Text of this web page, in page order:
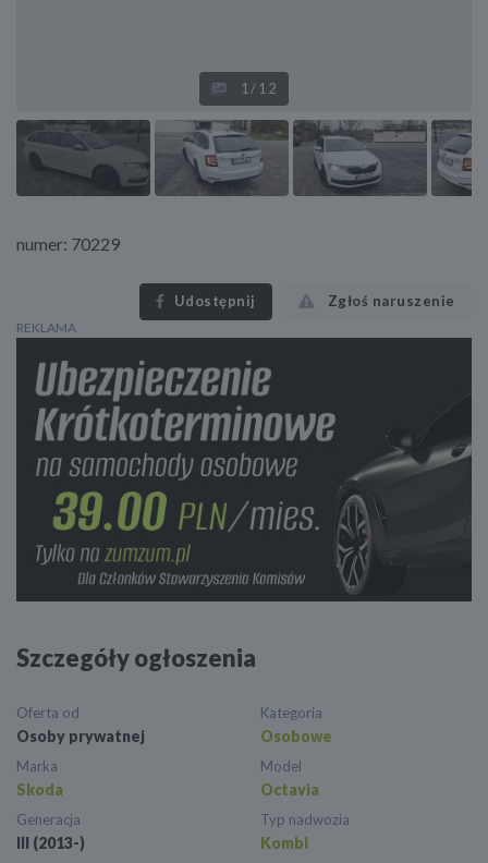
1 /12
numer: 70229
Udostępnij Zgłoś naruszenie
REKLAMA
Szczegóły ogłoszenia
Oferta od
Osoby prywatnej
Kategoria
Osobowe
Marka
Skoda
Model
Octavia
Generacja
III (2013-)
Typ nadwozia
Kombi